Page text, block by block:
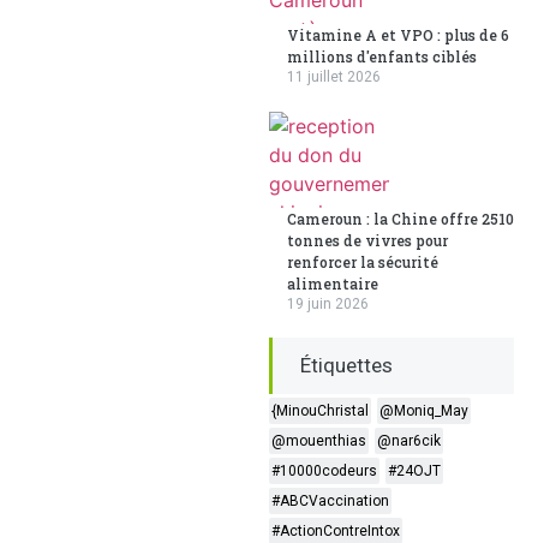
Vitamine A et VPO : plus de 6
millions d'enfants ciblés
11 juillet 2026
Cameroun : la Chine offre 2510
tonnes de vivres pour
renforcer la sécurité
alimentaire
19 juin 2026
Étiquettes
{MinouChristal
@Moniq_May
@mouenthias
@nar6cik
#10000codeurs
#24OJT
#ABCVaccination
#ActionContreIntox